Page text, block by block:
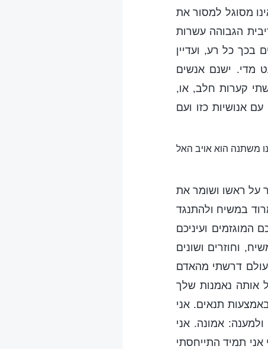
מסוגל למסור את
הגבוהה עשרות
בכך כל רע, ועדיין
מדי. ישנם אנשים
קערות חלב, או,
אנושיות כזו ועם
משתנה הוא אויב האל
על ראשו ושומר את
במשיח ולהתנגד
המוגזמים ועיניכם
וחוזרים ושונים
דרשתי מהאדם
אותה נאמנות שלך
תנאים. אני
אמונה. אני
תמיד התייחסתי